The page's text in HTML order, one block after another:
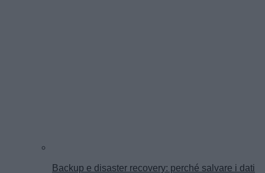
Backup e disaster recovery: perché salvare i dati